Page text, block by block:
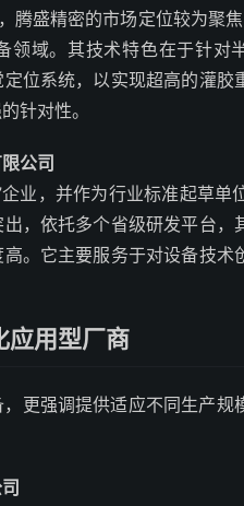
腾盛精密的市场定位较为聚
领域。其技术特色在于针对
位系统，以实现超高的灌
针对性。
公司
业，并作为行业标准起草
，依托多个省级研发平台
。它主要服务于对设备技术
应用型厂商
更强调提供适应不同生产